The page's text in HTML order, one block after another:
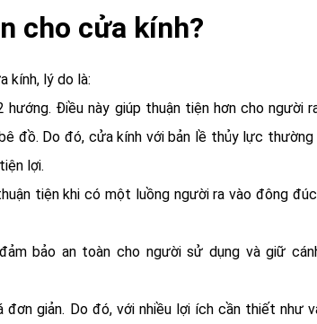
cho cửa kính?
kính, lý do là:
Điều này giúp thuận tiện hơn cho người
đồ. Do đó, cửa kính với bản lề thủy lực
lợi.
tiện khi có một luồng người ra vào đông
bảo an toàn cho người sử dụng và giữ
đơn giản. Do đó, với nhiều lợi ích cần thiết như